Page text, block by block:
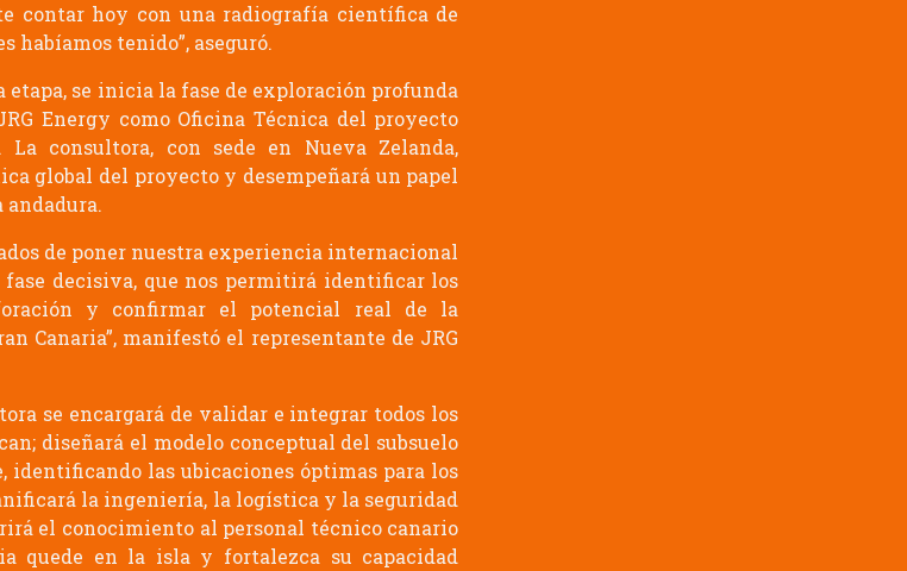
contar hoy con una radiografía científica de
habíamos tenido”, aseguró.
se inicia la fase de exploración profunda
Energy como Oficina Técnica del proyecto
La consultora, con sede en Nueva Zelanda,
global del proyecto y desempeñará un papel
de poner nuestra experiencia internacional
decisiva, que nos permitirá identificar los
y confirmar el potencial real de la
Canaria”, manifestó el representante de JRG
se encargará de validar e integrar todos los
diseñará el modelo conceptual del subsuelo
identificando las ubicaciones óptimas para los
la ingeniería, la logística y la seguridad
el conocimiento al personal técnico canario
quede en la isla y fortalezca su capacidad